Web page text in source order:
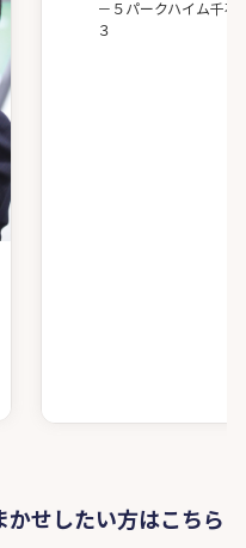
－５パークハイム千石
３
せしたい方はこちら